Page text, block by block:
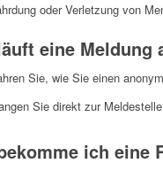
oder Verletzung von
eine Meldung
Sie, wie Sie einen
Sie direkt zur
ich eine